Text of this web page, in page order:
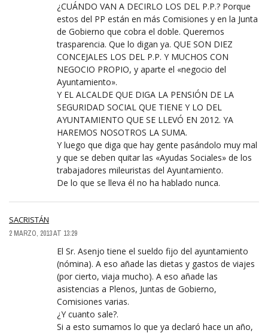
¿CUÁNDO VAN A DECIRLO LOS DEL P.P.? Porque
estos del PP están en más Comisiones y en la Junta
de Gobierno que cobra el doble. Queremos
trasparencia. Que lo digan ya. QUE SON DIEZ
CONCEJALES LOS DEL P.P. Y MUCHOS CON
NEGOCIO PROPIO, y aparte el «negocio del
Ayuntamiento».
Y EL ALCALDE QUE DIGA LA PENSIÓN DE LA
SEGURIDAD SOCIAL QUE TIENE Y LO DEL
AYUNTAMIENTO QUE SE LLEVÓ EN 2012. YA
HAREMOS NOSOTROS LA SUMA.
Y luego que diga que hay gente pasándolo muy mal
y que se deben quitar las «Ayudas Sociales» de los
trabajadores mileuristas del Ayuntamiento.
De lo que se lleva él no ha hablado nunca.
SACRISTÁN
2 MARZO, 2013 AT 13:29
El Sr. Asenjo tiene el sueldo fijo del ayuntamiento
(nómina). A eso añade las dietas y gastos de viajes
(por cierto, viaja mucho). A eso añade las
asistencias a Plenos, Juntas de Gobierno,
Comisiones varias.
¿Y cuanto sale?.
Si a esto sumamos lo que ya declaró hace un año,